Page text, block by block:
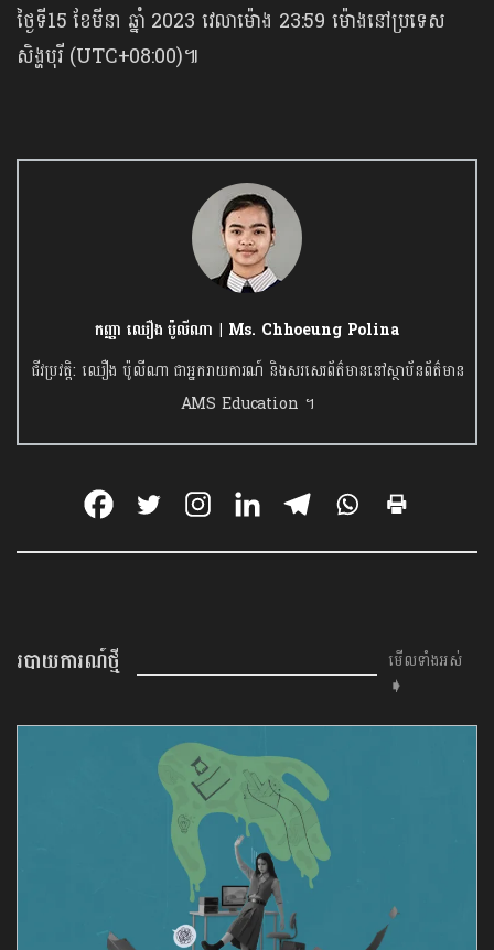
ថ្ងៃទី15 ខែមីនា ឆ្នាំ 2023 វេលាម៉ោង 23:59 ម៉ោងនៅប្រទេស
សិង្ហបុរី (UTC+08:00)៕
កញ្ញា ឈឿង ប៉ូលីណា | Ms. Chhoeung Polina
ជីវប្រវត្តិ: ឈឿង ប៉ូលីណា ជាអ្នករាយការណ៍ និងសរសេរព័ត៌មាននៅស្ថាប័នព័ត៌មាន
AMS Education ។
របាយការណ៍ថ្មី
មើលទាំងអស់
➧